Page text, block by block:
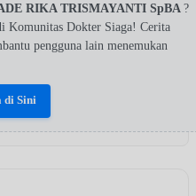
RIKA TRISMAYANTI SpBA ?
Komunitas Dokter Siaga! Cerita
pengguna lain menemukan
di Sini